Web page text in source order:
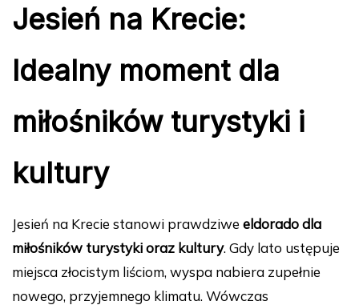
Jesień na Krecie:
Idealny moment dla
miłośników turystyki i
kultury
Jesień na Krecie stanowi prawdziwe eldorado dla
miłośników turystyki oraz kultury. Gdy lato ustępuje
miejsca złocistym liściom, wyspa nabiera zupełnie
nowego, przyjemnego klimatu. Wówczas